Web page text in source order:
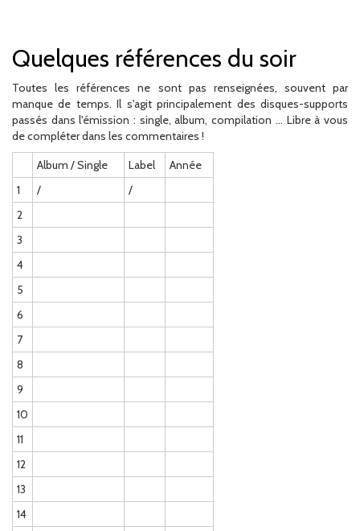
Quelques références du soir
Toutes les références ne sont pas renseignées, souvent par
manque de temps. Il s'agit principalement des disques-supports
passés dans l'émission : single, album, compilation ... Libre à vous
de compléter dans les commentaires !
Album / Single
Label
Année
1
/
/
2
3
4
5
6
7
8
9
10
11
12
13
14